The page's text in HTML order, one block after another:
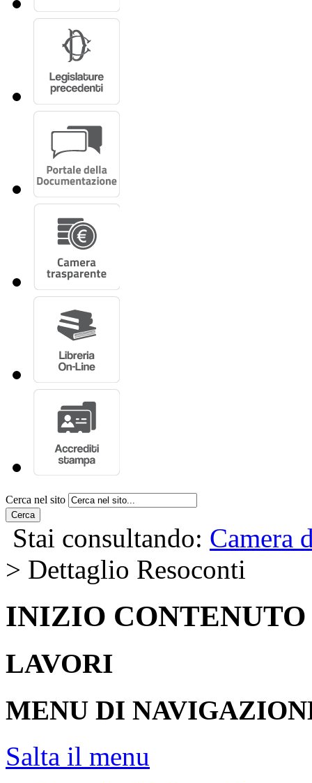
Cerca nel sito
Cerca
Stai consultando: Camera
> Dettaglio Resoconti
INIZIO CONTENUTO
LAVORI
MENU DI
Salta il menu